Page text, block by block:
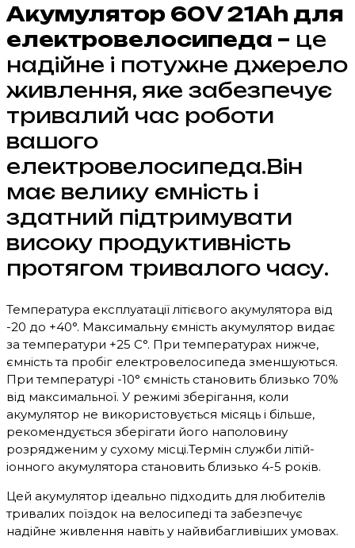
Акумулятор 60V 21Ah для
електровелосипеда – це
надійне і потужне джерело
живлення, яке забезпечує
тривалий час роботи
вашого
електровелосипеда.Він
має велику ємність і
здатний підтримувати
високу продуктивність
протягом тривалого часу.
Температура експлуатації літієвого акумулятора від
-20 до +40°. Максимальну ємність акумулятор видає
за температури +25 С°. При температурах нижче,
ємність та пробіг електровелосипеда зменшуються.
При температурі -10° ємність становить близько 70%
від максимальної. У режимі зберігання, коли
акумулятор не використовується місяць і більше,
рекомендується зберігати його наполовину
розрядженим у сухому місці.Термін служби літій-
іонного акумулятора становить близько 4-5 років.
Цей акумулятор ідеально підходить для любителів
тривалих поїздок на велосипеді та забезпечує
надійне живлення навіть у найвибагливіших умовах.